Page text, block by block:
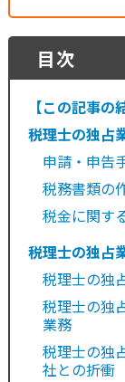
目次
【この記事
税理士の独占
申請・申告
税務書類の
税金に関す
税理士の独占
税理士の独
税理士の独
業務
税理士の独
社との折衝